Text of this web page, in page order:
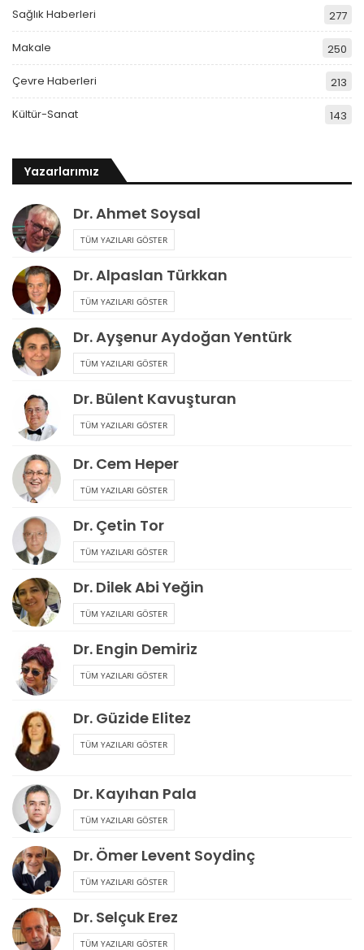
Sağlık Haberleri 277
Makale 250
Çevre Haberleri 213
Kültür-Sanat 143
Yazarlarımız
Dr. Ahmet Soysal
TÜM YAZILARI GÖSTER
Dr. Alpaslan Türkkan
TÜM YAZILARI GÖSTER
Dr. Ayşenur Aydoğan Yentürk
TÜM YAZILARI GÖSTER
Dr. Bülent Kavuşturan
TÜM YAZILARI GÖSTER
Dr. Cem Heper
TÜM YAZILARI GÖSTER
Dr. Çetin Tor
TÜM YAZILARI GÖSTER
Dr. Dilek Abi Yeğin
TÜM YAZILARI GÖSTER
Dr. Engin Demiriz
TÜM YAZILARI GÖSTER
Dr. Güzide Elitez
TÜM YAZILARI GÖSTER
Dr. Kayıhan Pala
TÜM YAZILARI GÖSTER
Dr. Ömer Levent Soydinç
TÜM YAZILARI GÖSTER
Dr. Selçuk Erez
TÜM YAZILARI GÖSTER